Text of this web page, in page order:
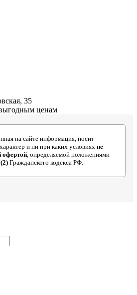
35
ценам
на сайте информация, носит
и ни при каких условиях не
офертой, определяемой положениями
Гражданского кодекса РФ.